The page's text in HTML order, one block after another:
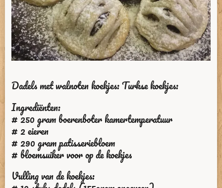
Dadels met walnoten koekjes: Turkse koekjes:
Ingrediënten:
# 250 gram boerenboter kamertemperatuur
# 2 eieren
# 290 gram patisseriebloem
# bloemsuiker voor op de koekjes
Vulling van de koekjes: